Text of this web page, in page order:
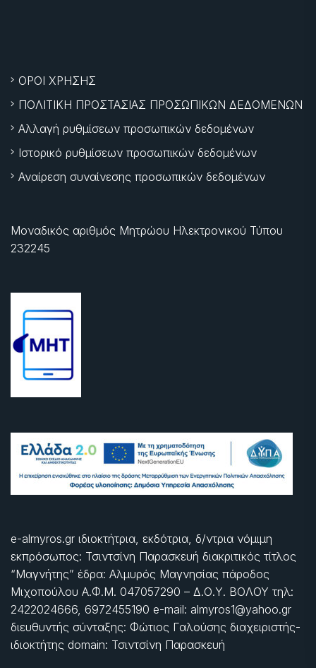
ΟΡΟΙ ΧΡΗΣΗΣ
ΠΟΛΙΤΙΚΗ ΠΡΟΣΤΑΣΙΑΣ ΠΡΟΣΩΠΙΚΩΝ ΔΕΔΟΜΕΝΩΝ
Αλλαγή ρυθμίσεων προσωπικών δεδομένων
Ιστορικό ρυθμίσεων προσωπικών δεδομένων
Αναίρεση συναίνεσης προσωπικών δεδομένων
Μοναδικός αριθμός Μητρώου Ηλεκτρονικού Τύπου
232245
e-almyros.gr ιδιοκτήτρια, εκδότρια, δ/ντρια νόμιμη
εκπρόσωπος: Τσιντσίνη Παρασκευή διακριτικός τίτλος
“Μαγνήτης” έδρα: Αλμυρός Μαγνησίας πάροδος
Μιχοπούλου Α.Φ.Μ. 047057290 – Δ.Ο.Υ. ΒΟΛΟΥ τηλ:
2422024666, 6972455190 e-mail: almyros1@yahoo.gr
διευθυντής σύνταξης: Φώτιος Γαλούσης διαχειριστής-
ιδιοκτήτης domain: Τσιντσίνη Παρασκευή